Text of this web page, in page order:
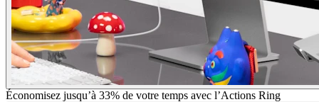
Économisez jusqu’à 33% de votre temps avec l’Actions Ring